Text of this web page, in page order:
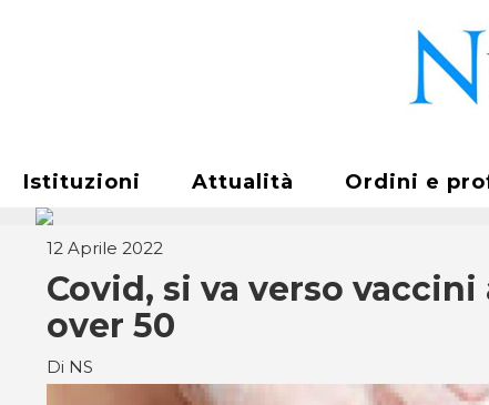
Istituzioni Attualità Ordini e
12 Aprile 2022
Covid, si va verso
over 50
Di NS